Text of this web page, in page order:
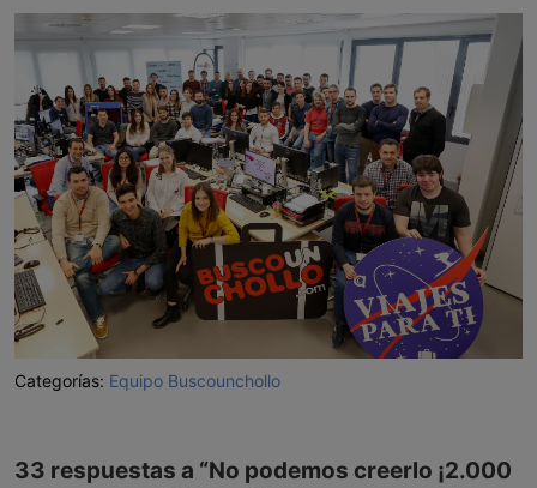
Categorías: Equipo Buscounchollo
33 respuestas a “No podemos creerlo ¡2.000